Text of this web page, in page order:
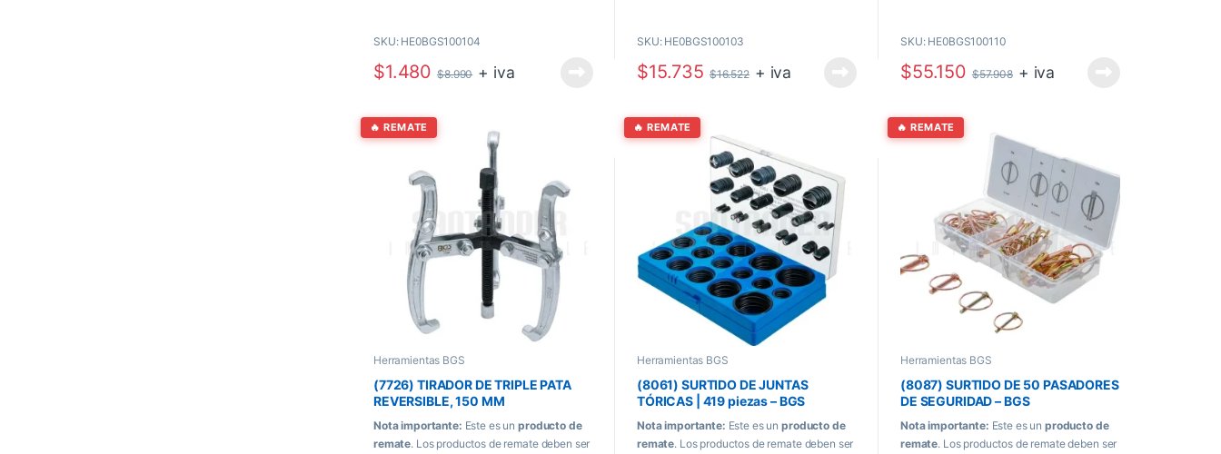
SKU: HE0BGS100104
$1.480 $8.990 + iva
SKU: HE0BGS100103
$15.735 $16.522 + iva
SKU: HE0BGS100110
$55.150 $57.908 + iva
🔥 REMATE
Herramientas BGS
(7726) TIRADOR DE TRIPLE PATA
REVERSIBLE, 150 MM
Nota importante: Este es unproducto de
remate. Los productos de remate deben ser
🔥 REMATE
Herramientas BGS
(8061) SURTIDO DE JUNTAS
TÓRICAS | 419 piezas – BGS
Nota importante: Este es unproducto de
remate. Los productos de remate deben ser
🔥 REMATE
Herramientas BGS
(8087) SURTIDO DE 50 PASADORES
DE SEGURIDAD – BGS
Nota importante: Este es unproducto de
remate. Los productos de remate deben ser